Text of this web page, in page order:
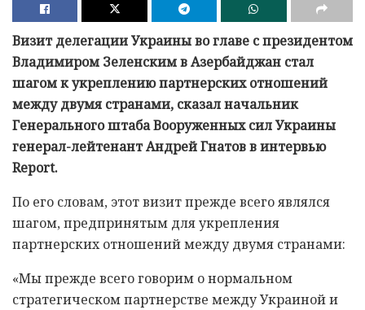
Визит делегации Украины во главе с президентом
Владимиром Зеленским в Азербайджан стал
шагом к укреплению партнерских отношений
между двумя странами, сказал начальник
Генерального штаба Вооруженных сил Украины
генерал-лейтенант Андрей Гнатов в интервью
Report.
По его словам, этот визит прежде всего являлся
шагом, предпринятым для укрепления
партнерских отношений между двумя странами:
«Мы прежде всего говорим о нормальном
стратегическом партнерстве между Украиной и